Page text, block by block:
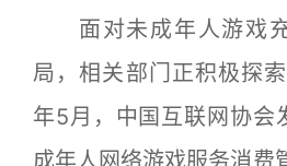
面对未成年人游戏充
局，相关部门正积极探
年5月，中国互联网协会
成年人网络游戏服务消费